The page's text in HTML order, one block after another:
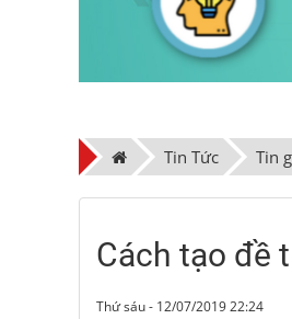
Tin Tức Tin
Cách tạo đề
Thứ sáu - 12/07/2019 22:24